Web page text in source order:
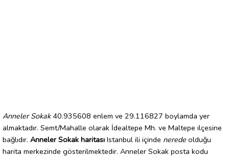
Anneler Sokak40.935608 enlem ve 29.116827 boylamda yer
almaktadır. Semt/Mahalle olarak İdealtepe Mh. ve Maltepe ilçesine
bağlıdır. Anneler Sokak haritası Istanbul ili içinde nerede olduğu
harita merkezinde gösterilmektedir. Anneler Sokak posta kodu